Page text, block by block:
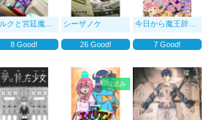
クと宮廷魔術師
8Good!
シーザノケ
26Good!
今日から魔王辞めちゃ
7Good!
縦読み